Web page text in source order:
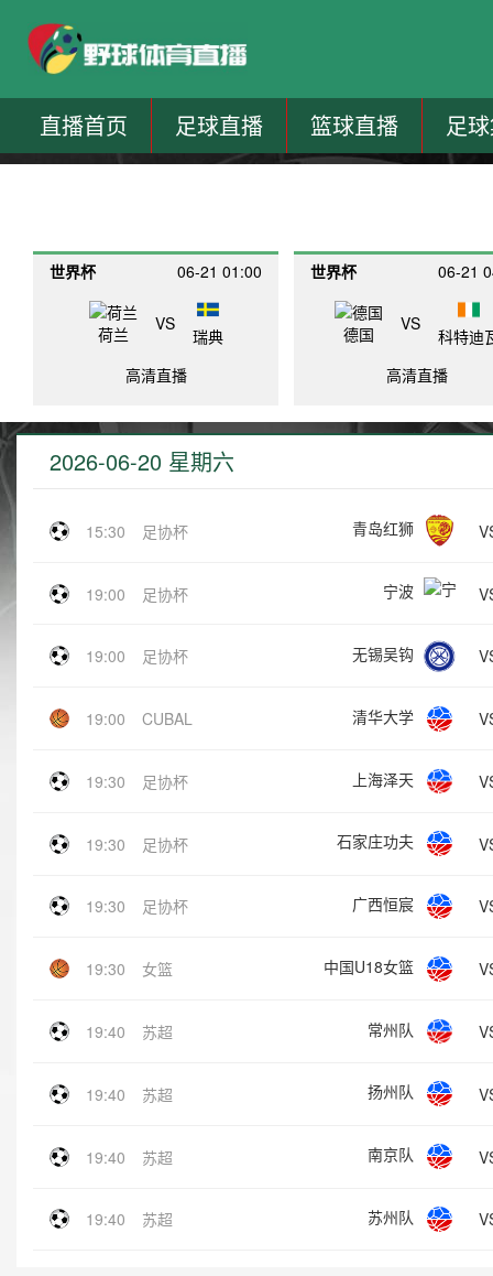
直播首页 足球直播 篮球直播 足
世界杯 06-21 01:00
荷兰 VS
瑞典
高清直播
世界杯 06-21
德国 VS
科特迪
高清直播
2026-06-20 星期六
15:30 足协杯 青岛红狮
19:00 足协杯 宁波
19:00 足协杯 无锡吴钩
19:00 CUBAL 清华大学
19:30 足协杯 上海泽天
19:30 足协杯 石家庄功夫
19:30 足协杯 广西恒宸
19:30 女篮 中国U18女篮
19:40 苏超 常州队
19:40 苏超 扬州队
19:40 苏超 南京队
19:40 苏超 苏州队